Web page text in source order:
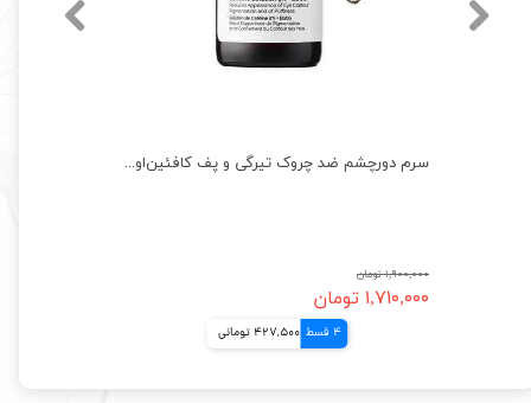
سرم دورچشم ضد چروک تیرگی و پف کافئین‌اوردینری اصل کانادا The Ordinary
۱,۹۰۰,۰۰۰ تومان
۱,۷۱۰,۰۰۰ تومان
4 قسط 427,500 تومانی